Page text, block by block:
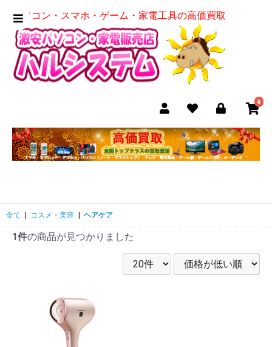
パソコン・スマホ・ゲーム・家電工具の高価買取
0
全て | コスメ・美容 | ヘアケア
1件の商品が見つかりました